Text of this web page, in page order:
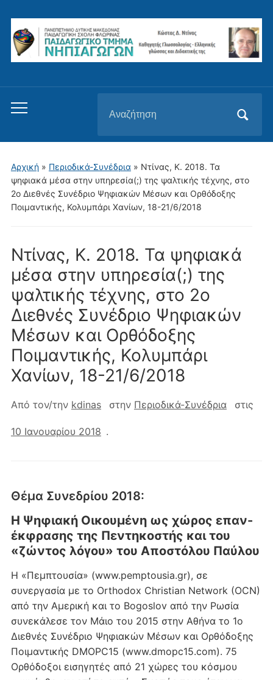
Εναλλαγή
μενού
για
κινητά
για:
Αρχική» Περιοδικά-Συνέδρια » Ντίνας, Κ. 2018. Τα
ψηφιακά μέσα στην υπηρεσία(;) της ψαλτικής τέχνης, στο
2ο Διεθνές Συνέδριο Ψηφιακών Μέσων και Ορθόδοξης
Ποιμαντικής, Κολυμπάρι Χανίων, 18-21/6/2018
Ντίνας, Κ. 2018. Τα ψηφιακά
μέσα στην υπηρεσία(;) της
ψαλτικής τέχνης, στο 2ο
Διεθνές Συνέδριο Ψηφιακών
Μέσων και Ορθόδοξης
Ποιμαντικής, Κολυμπάρι
Χανίων, 18-21/6/2018
Από τον/την kdinas στην Περιοδικά-Συνέδρια στις
10 Ιανουαρίου 2018 .
Θέμα Συνεδρίου 2018:
H Ψηφιακή Οικουμένη ως χώρος επαν-
έκφρασης της Πεντηκοστής και του
«ζώντος λόγου» του Αποστόλου Παύλου
Η «Πεμπτουσία» (www.pemptousia.gr), σε
συνεργασία με το Orthodox Christian Network (OCN)
από την Αμερική και το Bogoslov από την Ρωσία
συνεκάλεσε τον Μάιο του 2015 στην Αθήνα το 1ο
Διεθνές Συνέδριο Ψηφιακών Μέσων και Ορθόδοξης
Ποιμαντικής DMOPC15 (www.dmopc15.com). 75
Ορθόδοξοι εισηγητές από 21 χώρες του κόσμου